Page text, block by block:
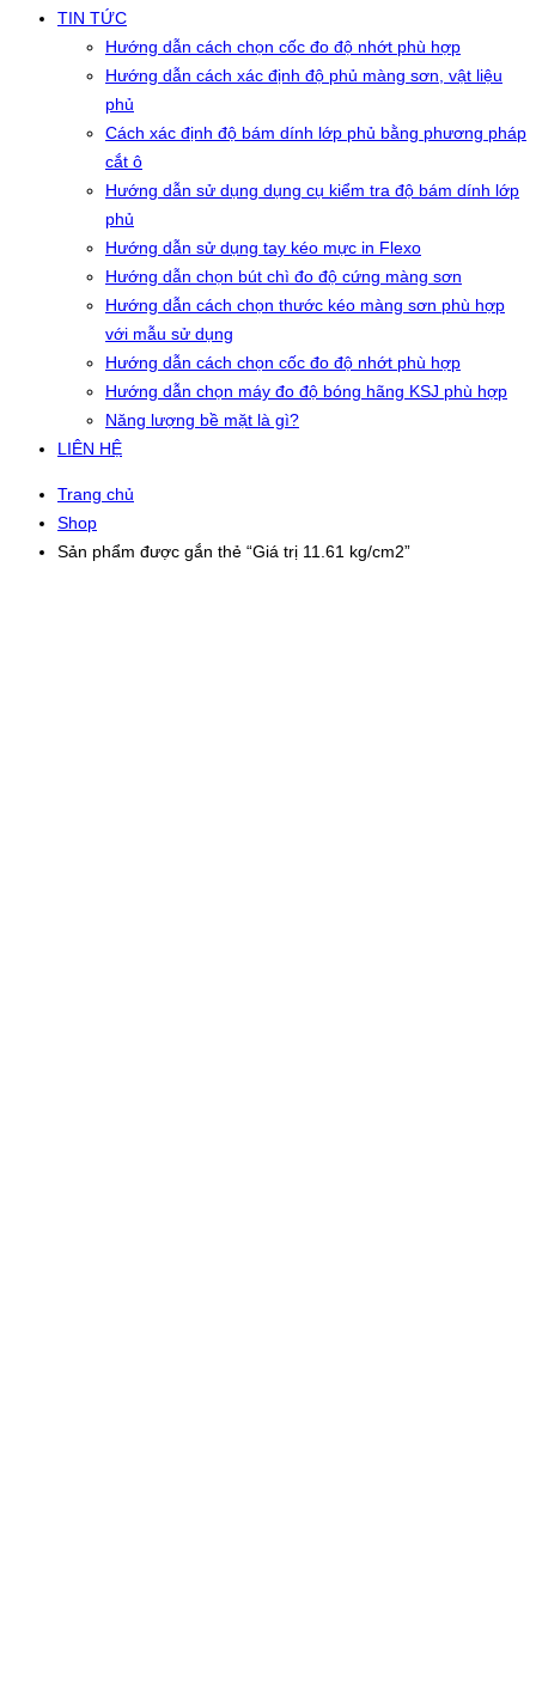
TIN TỨC
Hướng dẫn cách chọn cốc đo độ nhớt phù hợp
Hướng dẫn cách xác định độ phủ màng sơn, vật liệu
phủ
Cách xác định độ bám dính lớp phủ bằng phương pháp
cắt ô
Hướng dẫn sử dụng dụng cụ kiểm tra độ bám dính lớp
phủ
Hướng dẫn sử dụng tay kéo mực in Flexo
Hướng dẫn chọn bút chì đo độ cứng màng sơn
Hướng dẫn cách chọn thước kéo màng sơn phù hợp
với mẫu sử dụng
Hướng dẫn cách chọn cốc đo độ nhớt phù hợp
Hướng dẫn chọn máy đo độ bóng hãng KSJ phù hợp
Năng lượng bề mặt là gì?
LIÊN HỆ
Trang chủ
Shop
Sản phẩm được gắn thẻ “Giá trị 11.61 kg/cm2”